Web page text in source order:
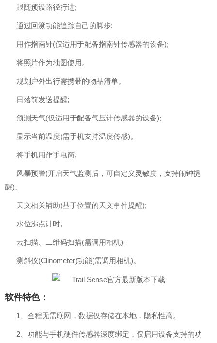
跟随预设路径行进;
通过回溯功能追踪自己的脚步;
用作指南针(仅适用于配备指南针传感器的设备);
将照片作为地图使用。
规划户外出行需携带的物品清单。
日落前发送提醒;
预测天气(仅适用于配备气压计传感器的设备);
显示当前温度(需手机支持温度传感)。
将手机用作手电筒;
风暴预警(开启天气监测后，可自定义灵敏度，支持闹钟提
醒)。
天文相关辅助(基于位置的天文事件提醒);
水位沸点计时;
云扫描、二维码扫描(需调用相机);
测斜仪(Clinometer)功能(需调用相机)。
软件特色：
1、全程无需联网，数据仅存储在本地，隐私性高。
2、功能与手机硬件传感器深度绑定，仅启用设备支持的功